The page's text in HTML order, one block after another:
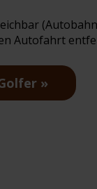
Autofahrt